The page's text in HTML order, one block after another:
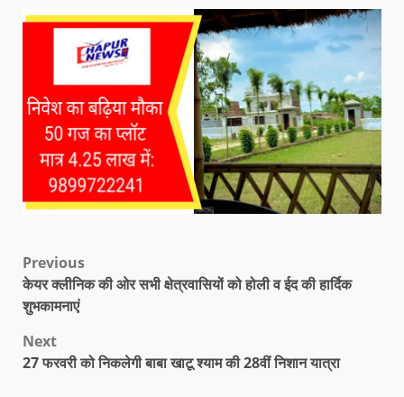
Previous
केयर क्लीनिक की ओर सभी क्षेत्रवासियों को होली व ईद की हार्दिक
शुभकामनाएं
Next
27 फरवरी को निकलेगी बाबा खाटू श्याम की 28वीं निशान यात्रा